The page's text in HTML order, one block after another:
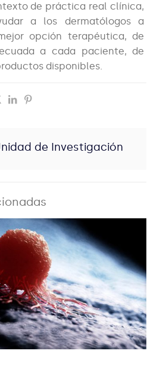
de práctica real clínica,
a los dermatólogos a
opción terapéutica, de
a cada paciente, de
disponibles.
de Investigación